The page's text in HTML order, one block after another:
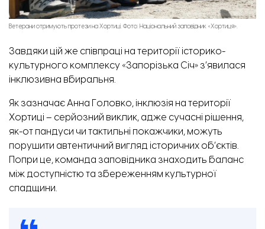
Ветерани отримують протези на Хортиці. Фото: Національний заповідник «Хортиця».
Завдяки цій же співпраці на території історико-
культурного комплексу «Запорізька Січ» з’явилася
інклюзивна вбиральня.
Як зазначає Анна Головко, інклюзія на території
Хортиці – серйозний виклик, адже сучасні рішення,
як-от пандуси чи тактильні покажчики, можуть
порушити автентичний вигляд історичних об’єктів.
Попри це, команда заповідника знаходить баланс
між доступністю та збереженням культурної
спадщини.